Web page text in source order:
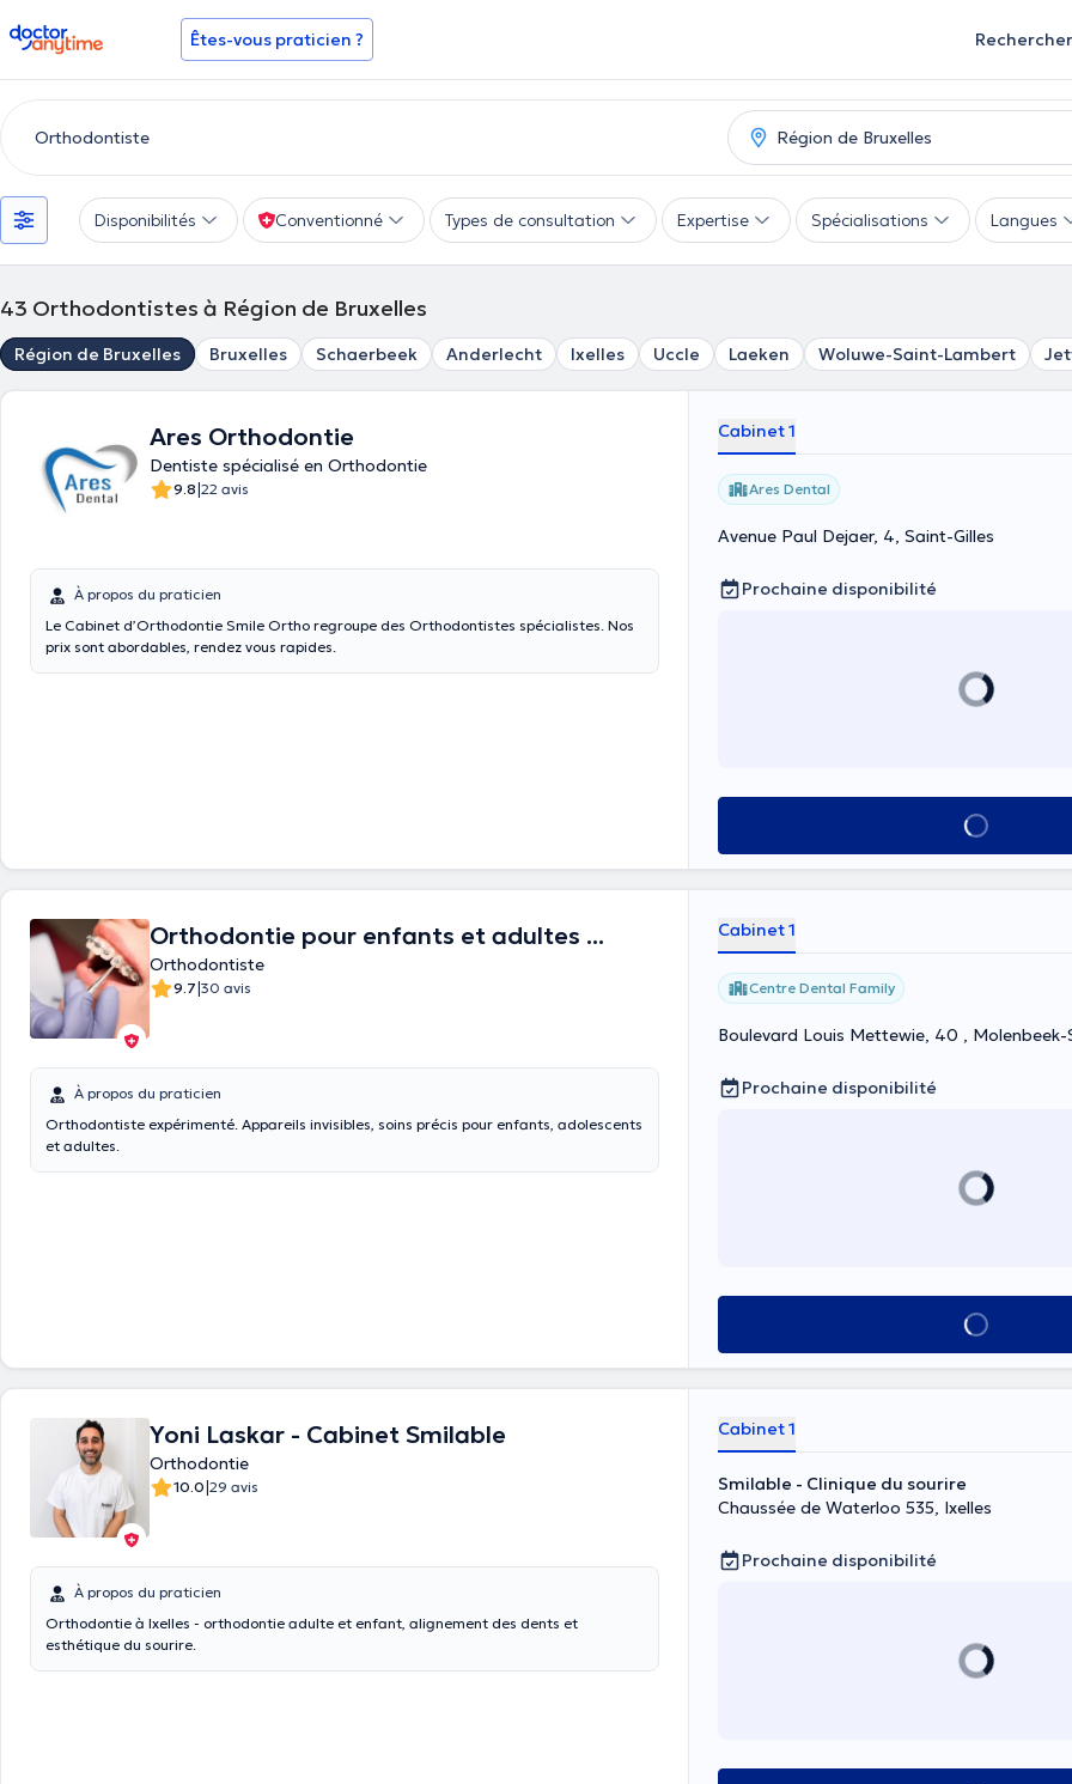
doctoranytime Êtes-vous praticien ? Rechercher
Disponibilités Conventionné Types de consultation Expertise Spécialisations Langues
43 Orthodontistes à Région de Bruxelles
Région de Bruxelles Bruxelles Schaerbeek Anderlecht Ixelles Uccle Laeken Woluwe-Saint-Lambert
Ares Orthodontie
Dentiste spécialisé en Orthodontie
9.8|22 avis
À propos du praticien
Le Cabinet d’Orthodontie Smile Ortho regroupe des Orthodontistes spécialistes. Nos
prix sont abordables, rendez vous rapides.
Cabinet 1
Ares Dental
Avenue Paul Dejaer, 4, Saint-Gilles
Prochaine disponibilité
Voir tout
Orthodontie pour enfants et adultes ...
Orthodontiste
9.7|30 avis
À propos du praticien
Orthodontiste expérimenté. Appareils invisibles, soins précis pour enfants, adolescents
et adultes.
Cabinet 1
Centre Dental Family
Boulevard Louis Mettewie, 40 , Molenbeek-
Prochaine disponibilité
Voir tout
Yoni Laskar - Cabinet Smilable
Orthodontie
10.0|29 avis
À propos du praticien
Orthodontie à Ixelles - orthodontie adulte et enfant, alignement des dents et
esthétique du sourire.
Cabinet 1
Smilable - Clinique du sourire
Chaussée de Waterloo 535, Ixelles
Prochaine disponibilité